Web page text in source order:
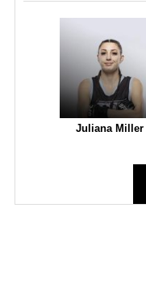
Juliana Miller